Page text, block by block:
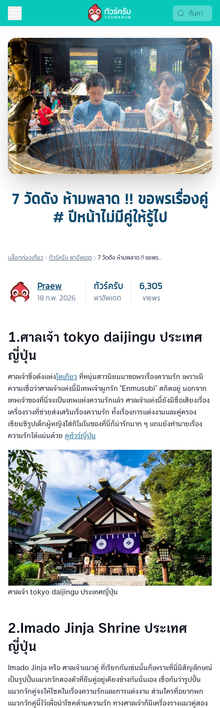
7 วัดดัง ห้ามพลาด !! ขอพรเรื่องคู่
# ปีหน้าไม่มีคู่ให้รู้ไป
บล็อกท่องเที่ยว ทัวร์ครับ พาอัพเดต
7 วัดดัง ห้ามพลาด !! ขอพร
Praew
18 ก.พ. 2026
ทัวร์ครับ
พาอัพเดต
6,305
views
1.ศาลเจ้า tokyo daijingu ประเทศ
ญี่ปุ่น
ศาลเจ้าชื่อดังแห่งโตเกียว ที่หนุ่มสาวนิยมมาขอพรเรื่องความรัก เพราะมี
ความเชื่อว่าศาลเจ้าแห่งนี้มีเทพเจ้าผูกรัก ‘Enmusubi’ สถิตอยู่ นอกจาก
เทพเจ้าของที่นี่จะเป็นเทพแห่งความรักแล้ว ศาลเจ้าแห่งนี้ยังมีชื่อเสียงเรื่อง
เครื่องรางที่ช่วยส่งเสริมเรื่องความรัก ทั้งเรื่องการแต่งงานและคู่ครอง
เซียมซีรูปเด็กผู้หญิงใส่กิโมโนของที่นี่ก็น่ารักมาก ๆ แถมยังทำนายเรื่อง
ความรักได้แม่นด้วย ดูทัวร์ญี่ปุ่น
ศาลเจ้า tokyo daijingu ประเทศญี่ปุ่น
2.Imado Jinja Shrine ประเทศ
ญี่ปุ่น
Imado Jinja หรือ ศาลเจ้าแมวคู่ ที่เรียกกันเช่นนั้นก็เพราะที่นี่มีสัญลักษณ์
เป็นรูปปั้นแมวกวักสองตัวที่ยืนคู่อยู่เคียงข้างกันนั่นเอง เชื่อกันว่ารูปปั้น
แมวกวักคู่จะให้โชคในเรื่องความรักและการแต่งงาน ส่วนใครที่อยากพก
แมวกวักคู่นี้ไว้เพื่อนำโชคด้านความรัก ทางศาลเจ้าก็มีเครื่องรางแมวคู่สอง